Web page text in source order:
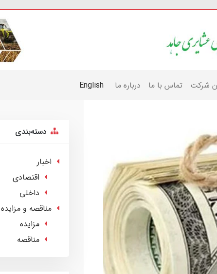
شرکت تماس با ما درباره ما English
دسته‌بندی
اخبار
اقتصادی
داخلی
مناقصه و مزایده
مزایده
مناقصه